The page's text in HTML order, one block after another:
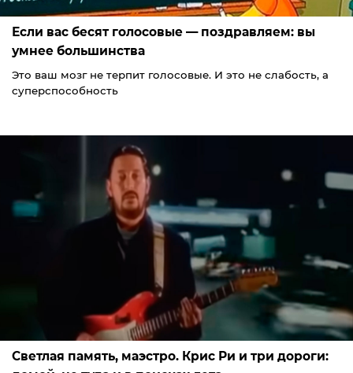
Если вас бесят голосовые — поздравляем: вы
умнее большинства
Это ваш мозг не терпит голосовые. И это не слабость, а
суперспособность
Светлая память, маэстро. Крис Ри и три дороги: